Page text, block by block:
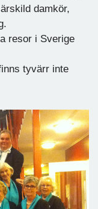
damkör,
resor i Sverige
tyvärr inte